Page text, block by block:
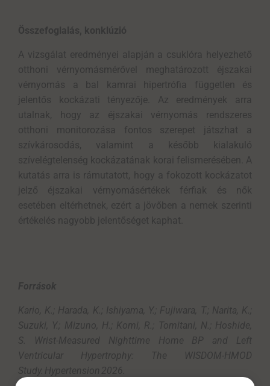
Összefoglalás, konklúzió
A vizsgálat eredményei alapján a csuklóra helyezhető
otthoni vérnyomásmérővel meghatározott éjszakai
vérnyomás a bal kamrai hipertrófia független és
jelentős kockázati tényezője. Az eredmények arra
utalnak, hogy az éjszakai vérnyomás rendszeres
otthoni monitorozása fontos szerepet játszhat a
szívkárosodás, valamint a később kialakuló
szívelégtelenség kockázatának korai felismerésében. A
kutatás arra is rámutatott, hogy a fokozott kockázatot
jelző éjszakai vérnyomásértékek férfiak és nők
esetében eltérhetnek, ezért a jövőben a nemek szerinti
értékelés nagyobb jelentőséget kaphat.
Források
Kario , K.; Harada , K.; Ishiyama , Y.; Fujiwara , T.; Narita , K.;
Suzuki, Y.; Mizuno , H.; Komi, R.; Tomitani, N.; Hoshide
S.
Wrist-Measured Nighttime Home BP and Left
Ventricular Hypertrophy : The WISDOM-HMOD
Study. Hypertension 2026